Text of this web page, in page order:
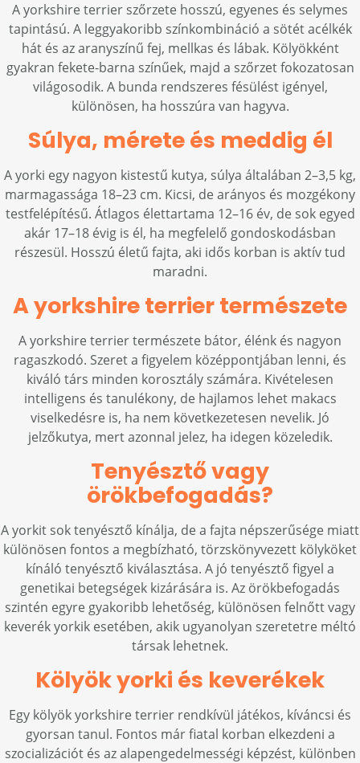
A yorkshire terrier szőrzete hosszú, egyenes és selymes
tapintású. A leggyakoribb színkombináció a sötét acélkék
hát és az aranyszínű fej, mellkas és lábak. Kölyökként
gyakran fekete-barna színűek, majd a szőrzet fokozatosan
világosodik. A bunda rendszeres fésülést igényel,
különösen, ha hosszúra van hagyva.
Súlya, mérete és meddig él
A yorki egy nagyon kistestű kutya, súlya általában 2–3,5 kg,
marmagassága 18–23 cm. Kicsi, de arányos és mozgékony
testfelépítésű. Átlagos élettartama 12–16 év, de sok egyed
akár 17–18 évig is él, ha megfelelő gondoskodásban
részesül. Hosszú életű fajta, aki idős korban is aktív tud
maradni.
A yorkshire terrier természete
A yorkshire terrier természete bátor, élénk és nagyon
ragaszkodó. Szeret a figyelem középpontjában lenni, és
kiváló társ minden korosztály számára. Kivételesen
intelligens és tanulékony, de hajlamos lehet makacs
viselkedésre is, ha nem következetesen nevelik. Jó
jelzőkutya, mert azonnal jelez, ha idegen közeledik.
Tenyésztő vagy
örökbefogadás?
A yorkit sok tenyésztő kínálja, de a fajta népszerűsége miatt
különösen fontos a megbízható, törzskönyvezett kölyköket
kínáló tenyésztő kiválasztása. A jó tenyésztő figyel a
genetikai betegségek kizárására is. Az örökbefogadás
szintén egyre gyakoribb lehetőség, különösen felnőtt vagy
keverék yorkik esetében, akik ugyanolyan szeretetre méltó
társak lehetnek.
Kölyök yorki és keverékek
Egy kölyök yorkshire terrier rendkívül játékos, kíváncsi és
gyorsan tanul. Fontos már fiatal korban elkezdeni a
szocializációt és az alapengedelmességi képzést, különben